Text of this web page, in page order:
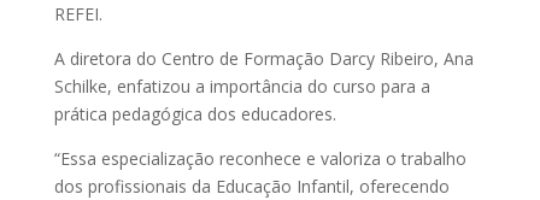
REFEI.
A diretora do Centro de Formação Darcy Ribeiro, Ana
Schilke, enfatizou a importância do curso para a
prática pedagógica dos educadores.
“Essa especialização reconhece e valoriza o trabalho
dos profissionais da Educação Infantil, oferecendo